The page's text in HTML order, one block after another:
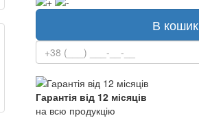
В кошик
Гарантія від 12 місяців
на всю продукцію